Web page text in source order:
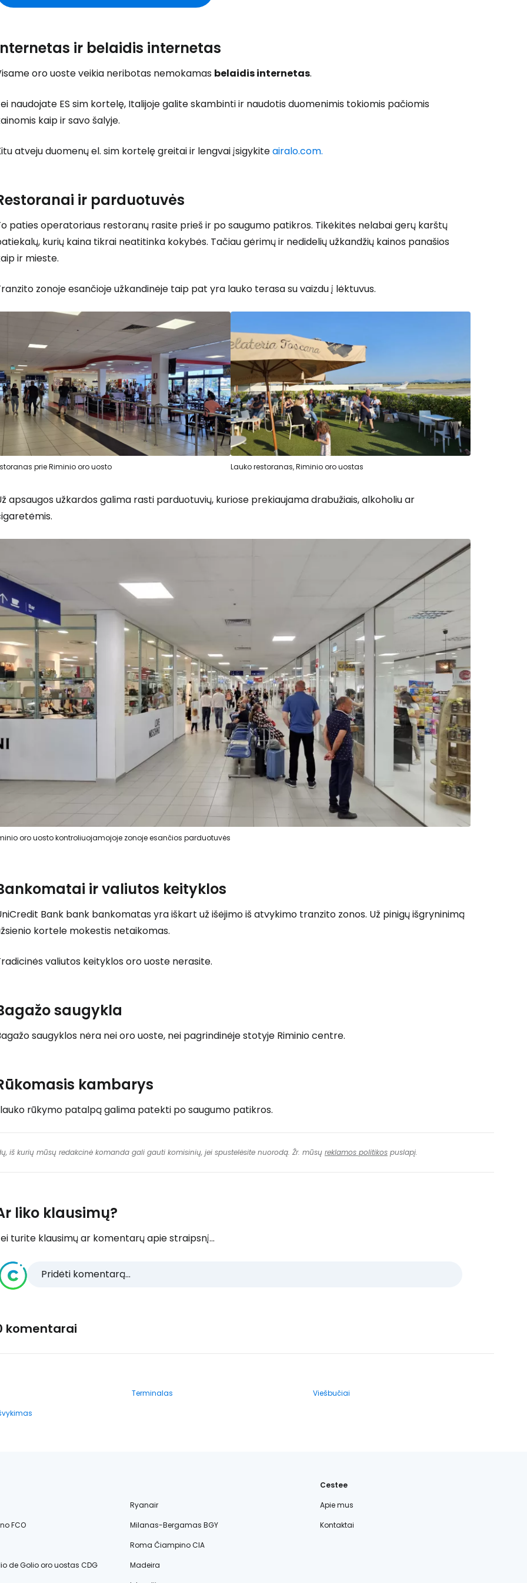
ir belaidis internetas
oro uoste veikia neribotas nemokamas belaidis internetas.
naudojate ES sim kortelę, Italijoje galite skambinti ir naudotis duomenimis tokiomis pačiomis
kaip ir savo šalyje.
atveju duomenų el. sim kortelę greitai ir lengvai įsigykiteairalo.com.
ir parduotuvės
paties operatoriaus restoranų rasite prieš ir po saugumo patikros. Tikėkitės nelabai gerų karštų
kurių kaina tikrai neatitinka kokybės. Tačiau gėrimų ir nedidelių užkandžių kainos panašios
ir mieste.
zonoje esančioje užkandinėje taip pat yra lauko terasa su vaizdu į lėktuvus.
prie Riminio oro uosto Lauko restoranas, Riminio oro uostas
apsaugos užkardos galima rasti parduotuvių, kuriose prekiaujama drabužiais, alkoholiu ar
oro uosto kontroliuojamojoje zonoje esančios parduotuvės
ir valiutos keityklos
Bank bank bankomatas yra iškart už išėjimo iš atvykimo tranzito zonos. Už pinigų išgryninimą
kortele mokestis netaikomas.
valiutos keityklos oro uoste nerasite.
saugykla
saugyklos nėra nei oro uoste, nei pagrindinėje stotyje Riminio centre.
kambarys
rūkymo patalpą galima patekti po saugumo patikros.
iš kurių mūsų redakcinė komanda gali gauti komisinių, jei spustelėsite nuorodą. Žr. mūsų reklamos politikos puslapį.
liko klausimų?
turite klausimų ar komentarų apie straipsnį...
Pridėti komentarą...
komentarai
Terminalas
Viešbučiai
Ryanair
FCO
Milanas-Bergamas BGY
Roma Čiampino CIA
de Golio oro uostas CDG
Madeira
Cestee
Apie mus
Kontaktai
Prisijunkite prie Cestee
... pasaulinė kelionių bendruomenė
Tęsti su Google
Tęsti su Facebook
Tęsti el. paštu